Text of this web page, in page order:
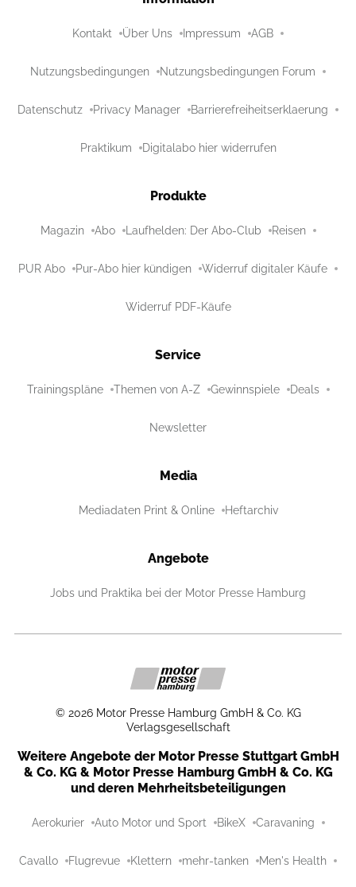
Kontakt Über Uns Impressum AGB
Nutzungsbedingungen Nutzungsbedingungen Forum
Datenschutz Privacy Manager Barrierefreiheitserklaerung
Praktikum Digitalabo hier widerrufen
Produkte
Magazin Abo Laufhelden: Der Abo-Club Reisen
PUR Abo Pur-Abo hier kündigen Widerruf digitaler Käufe
Widerruf PDF-Käufe
Service
Trainingspläne Themen von A-Z Gewinnspiele Deals
Newsletter
Media
Mediadaten Print & Online Heftarchiv
Angebote
Jobs und Praktika bei der Motor Presse Hamburg
© 2026 Motor Presse Hamburg GmbH & Co. KG
Verlagsgesellschaft
Weitere Angebote der Motor Presse Stuttgart GmbH
& Co. KG & Motor Presse Hamburg GmbH & Co. KG
und deren Mehrheitsbeteiligungen
Aerokurier Auto Motor und Sport BikeX Caravaning
Cavallo Flugrevue Klettern mehr-tanken Men's Health